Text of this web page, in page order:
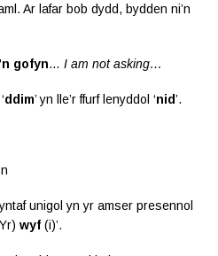
Ar lafar bob dydd, bydden ni’n
gofyn… I am not asking…
ddim’ yn lle’r ffurf lenyddol ‘nid’.
unigol yn yr amser presennol
wyf (i)’.